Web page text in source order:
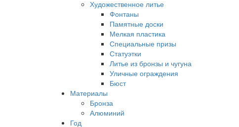
Художественное литье
Фонтаны
Памятные доски
Мелкая пластика
Специальные призы
Статуэтки
Литье из бронзы и чугуна
Уличные ограждения
Бюст
Материалы
Бронза
Алюминий
Год